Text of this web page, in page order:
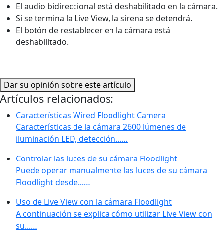
El audio bidireccional está deshabilitado en la cámara.
Si se termina la Live View, la sirena se detendrá.
El botón de restablecer en la cámara está
deshabilitado.
Dar su opinión sobre este artículo
Artículos relacionados:
Características Wired Floodlight Camera
Características de la cámara 2600 lúmenes de
iluminación LED, detección...…
Controlar las luces de su cámara Floodlight
Puede operar manualmente las luces de su cámara
Floodlight desde...…
Uso de Live View con la cámara Floodlight
A continuación se explica cómo utilizar Live View con
su...…